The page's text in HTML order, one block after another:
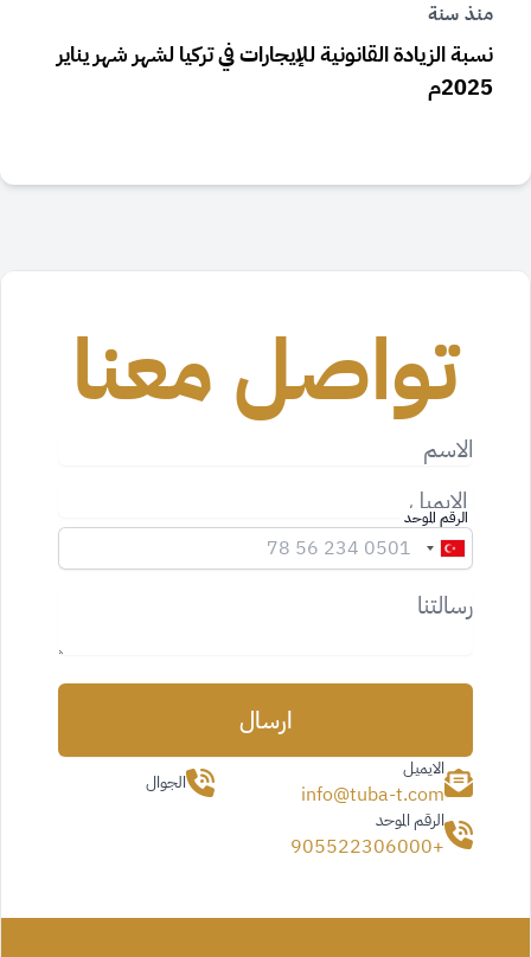
منذ سنة
نسبة الزيادة القانونية للإيجارات في تركيا لشهر شهر يناير
2025م
تواصل معنا
الرقم الموحد
ارسال
الايميل
info@tuba-t.com
الجوال
الرقم الموحد
+905522306000